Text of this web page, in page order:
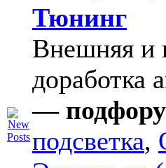
Тюнинг
Внешняя и
доработка
—
подсветка,